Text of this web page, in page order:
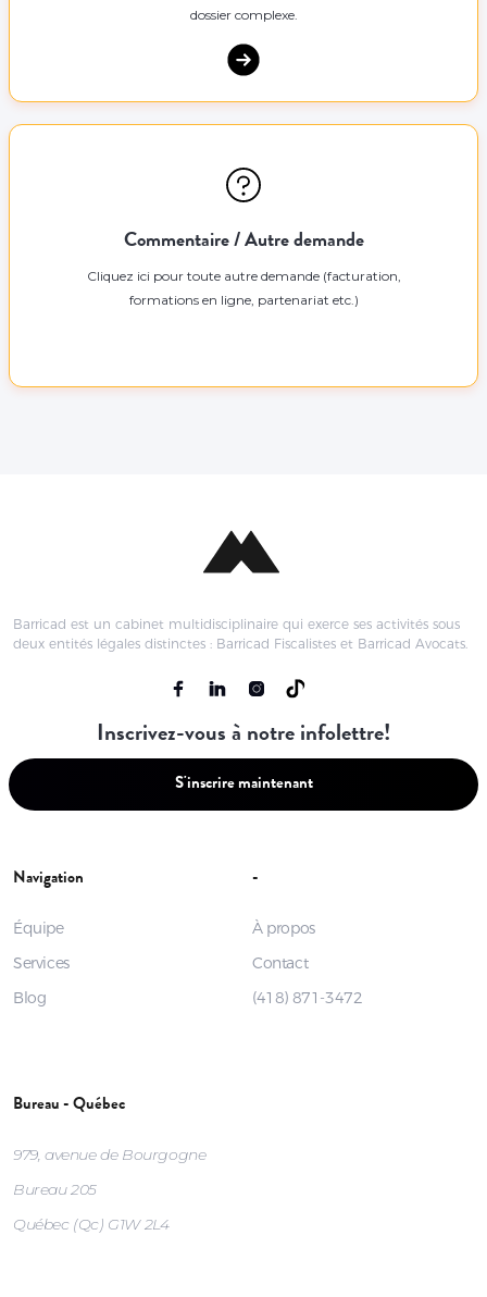
dossier complexe.
Commentaire / Autre demande
Cliquez ici pour toute autre demande (facturation,
formations en ligne, partenariat etc.)
Barricad est un cabinet multidisciplinaire qui exerce ses activités sous
deux entités légales distinctes : Barricad Fiscalistes et Barricad Avocats.
Inscrivez-vous à notre infolettre!
S'inscrire maintenant
Navigation
Équipe
Services
Blog
-
À propos
Contact
(418) 871-3472
Bureau - Québec
979, avenue de Bourgogne
Bureau 205
Québec (Qc) G1W 2L4